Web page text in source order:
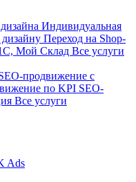
Индивидуальная
дизайну Переход на Shop-
Мой Склад Все услуги
продвижение с
по KPI SEO-
Все услуги
Ads